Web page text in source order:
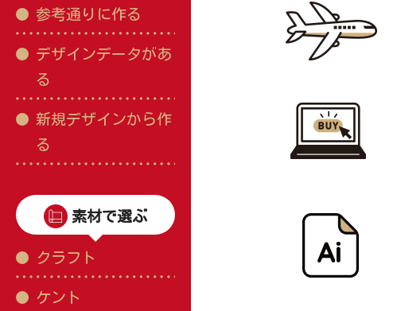
参考通りに作る
デザインデータがあ
る
新規デザインから作
る
素材で選ぶ
クラフト
ケント